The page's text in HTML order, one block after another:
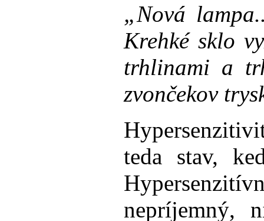
„Nová
Krehké sklo
trhlinami a
zvončekov
teda stav,
nepríjemný,